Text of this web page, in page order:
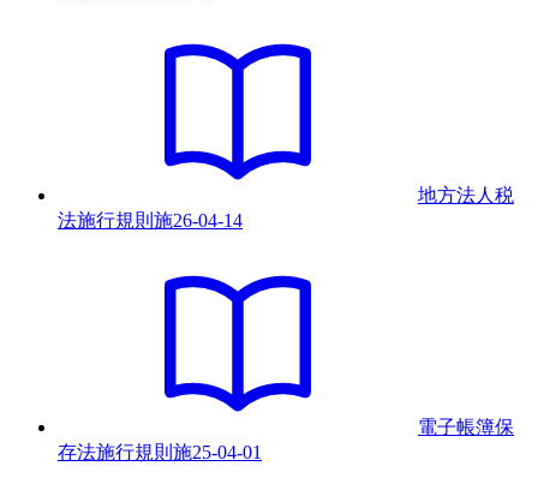
地方法人税
法施行規則 施26-04-14
電子帳簿保
存法施行規則 施25-04-01